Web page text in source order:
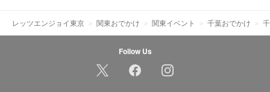
レッツエンジョイ東京 関東おでかけ 関東イベント 千葉おでかけ
Follow Us